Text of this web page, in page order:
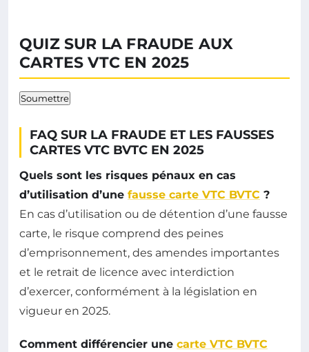
QUIZ SUR LA FRAUDE AUX
CARTES VTC EN 2025
Soumettre
FAQ SUR LA FRAUDE ET LES FAUSSES
CARTES VTC BVTC EN 2025
Quels sont les risques pénaux en cas
d’utilisation d’une fausse carte VTC BVTC ?
En cas d’utilisation ou de détention d’une fausse
carte, le risque comprend des peines
d’emprisonnement, des amendes importantes
et le retrait de licence avec interdiction
d’exercer, conformément à la législation en
vigueur en 2025.
Comment différencier une carte VTC BVTC